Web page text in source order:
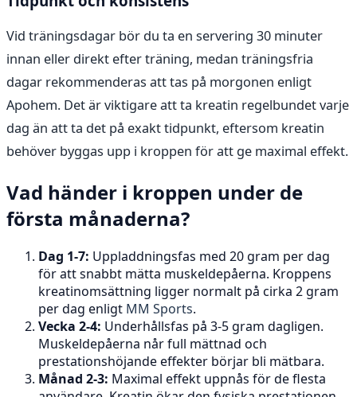
Vid träningsdagar bör du ta en servering 30 minuter
innan eller direkt efter träning, medan träningsfria
dagar rekommenderas att tas på morgonen enligt
Apohem. Det är viktigare att ta kreatin regelbundet varje
dag än att ta det på exakt tidpunkt, eftersom kreatin
behöver byggas upp i kroppen för att ge maximal effekt.
Vad händer i kroppen under de
första månaderna?
Dag 1-7: Uppladdningsfas med 20 gram per dag
för att snabbt mätta muskeldepåerna. Kroppens
kreatinomsättning ligger normalt på cirka 2 gram
per dag enligt MM Sports.
Vecka 2-4: Underhållsfas på 3-5 gram dagligen.
Muskeldepåerna når full mättnad och
prestationshöjande effekter börjar bli mätbara.
Månad 2-3: Maximal effekt uppnås för de flesta